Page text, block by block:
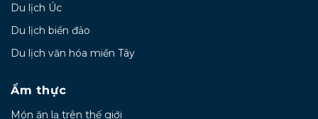
Du lịch Úc
Du lịch biển đảo
Du lịch văn hóa miền Tây
Ẩm thực
Món ăn lạ trên thế giới